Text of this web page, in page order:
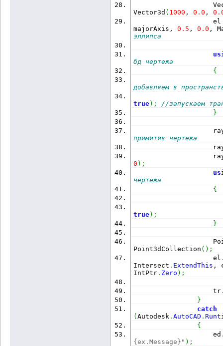
Vector3d
Vector3d ( 1000 , 0.0 ,
majorAxis, 0.5 , 0.0 ,
эллипса
бд чертежа
{
добавляем в
true) ;
//запускаем
}
примитив чертежа
0 ) ;
чертежа
{
true) ;
}
Point3dCollection ( ) ;
el
Intersect . ExtendThis ,
IntPtr . Zero ) ;
tr
}
catch
(Autodesk .AutoCAD .
{
ed
{ex.Message}" ) ;